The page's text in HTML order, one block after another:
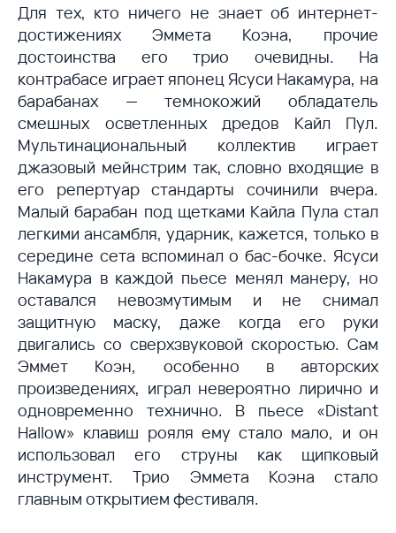
Для тех, кто ничего не знает об интернет-
достижениях Эммета Коэна, прочие
достоинства его трио очевидны. На
контрабасе играет японец Ясуси Накамура, на
барабанах — темнокожий обладатель
смешных осветленных дредов Кайл Пул.
Мультинациональный коллектив играет
джазовый мейнстрим так, словно входящие в
его репертуар стандарты сочинили вчера.
Малый барабан под щетками Кайла Пула стал
легкими ансамбля, ударник, кажется, только в
середине сета вспоминал о бас-бочке. Ясуси
Накамура в каждой пьесе менял манеру, но
оставался невозмутимым и не снимал
защитную маску, даже когда его руки
двигались со сверхзвуковой скоростью. Сам
Эммет Коэн, особенно в авторских
произведениях, играл невероятно лирично и
одновременно технично. В пьесе «Distant
Hallow» клавиш рояля ему стало мало, и он
использовал его струны как щипковый
инструмент. Трио Эммета Коэна стало
главным открытием фестиваля.